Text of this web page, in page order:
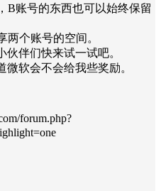
B账号的东西也可以始终保留
两个账号的空间。
伙伴们快来试一试吧。
微软会不会给我些奖励。
forum.php?